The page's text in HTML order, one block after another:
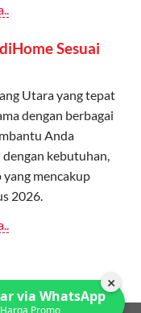
memantau penggunaan
Kontrak
pelanggan, jenis
yang dipilih, serta
Kontrak ini dapat
Equipment)
dapat
Sesuai
Utara yang tepat
dengan berbagai
Anda
kebutuhan,
mencakup
2026.
Internet
kebutuhan
butuhkan. Berikut
×
via WhatsApp
Promo